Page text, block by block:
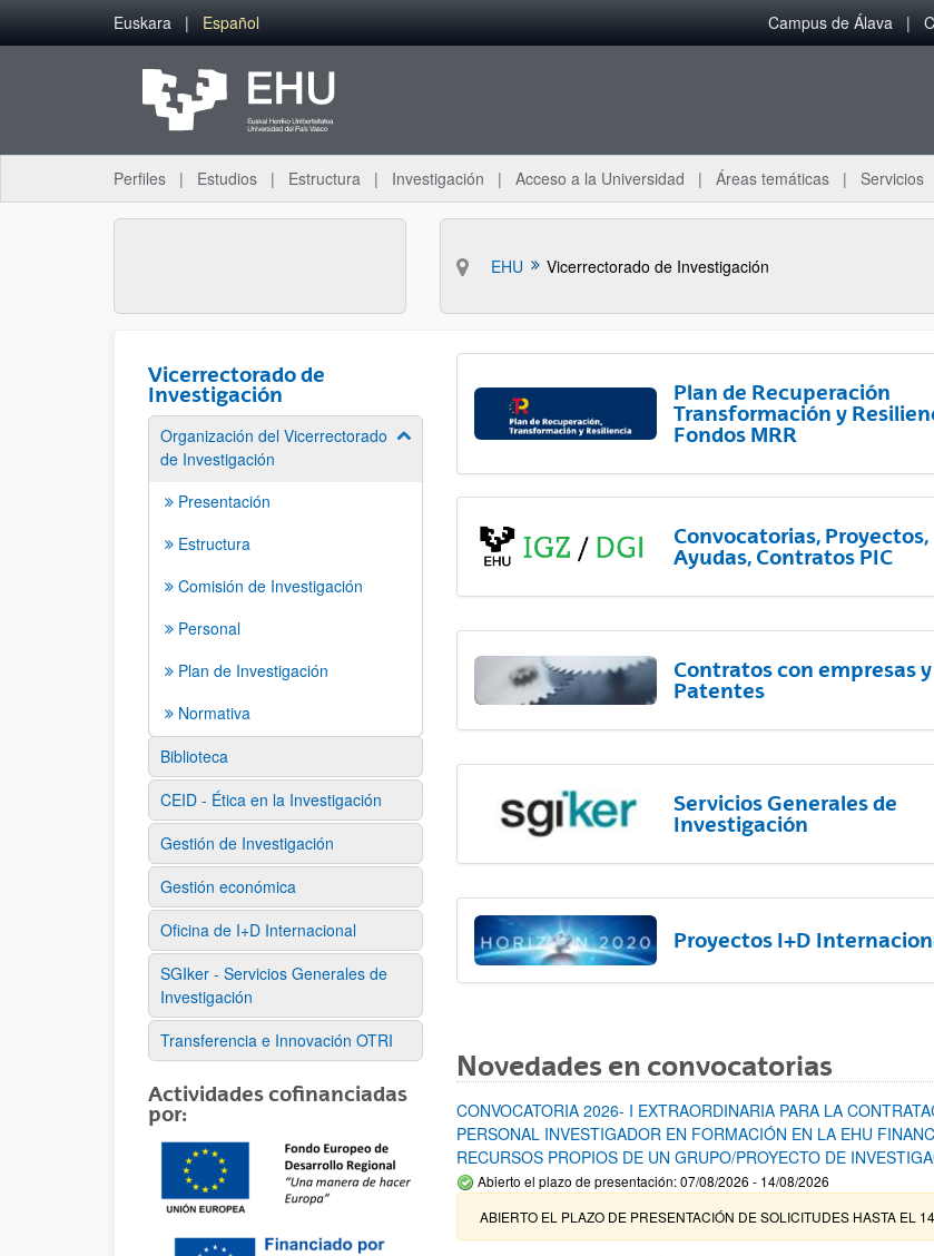
Saltar al contenido principal
Euskara Español Campus de Álava
Perfiles Estudios Estructura Investigación Acceso a la Universidad Áreas temáticas Servicios
EHU Vicerrectorado de Investigación
Vicerrectorado de
Investigación
Organización del Vicerrectorado
de Investigación
Mostrar/ocultar subpáginas
Presentación
Estructura
Comisión de Investigación
Personal
Plan de Investigación
Normativa
Biblioteca
CEID - Ética en la Investigación
Gestión de Investigación
Gestión económica
Oficina de I+D Internacional
SGIker - Servicios Generales de
Investigación
Transferencia e Innovación OTRI
Actividades cofinanciadas
por:
Plan de Recuperación
Transformación y
Fondos MRR
Convocatorias, Proyectos,
Ayudas, Contratos PIC
Contratos con empresas y
Patentes
Servicios Generales de
Investigación
Proyectos I+D
Novedades en convocatorias
CONVOCATORIA 2026- I EXTRAORDINARIA PARA LA
PERSONAL INVESTIGADOR EN FORMACIÓN EN LA EHU
RECURSOS PROPIOS DE UN GRUPO/PROYECTO DE
Abierto el plazo de presentación: 07/08/2026 - 14/08/2026
ABIERTO EL PLAZO DE PRESENTACIÓN DE SOLICITUDES HASTA EL